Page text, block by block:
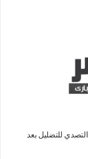
التصدي للتضليل بعد